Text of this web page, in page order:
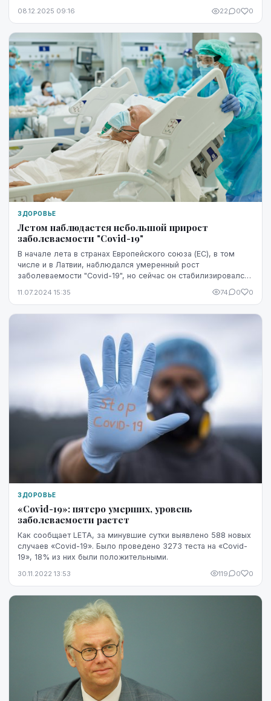
08.12.2025 09:16 22 0 0
ЗДОРОВЬЕ
Летом наблюдается небольшой прирост
заболеваемости "Covid-19"
В начале лета в странах Европейского союза (ЕС), в том
числе и в Латвии, наблюдался умеренный рост
заболеваемости "Covid-19", но сейчас он стабилизировался,
11.07.2024 15:35 74 0 0
ЗДОРОВЬЕ
«Covid-19»: пятеро умерших, уровень
заболеваемости растет
Как сообщает LETA, за минувшие сутки выявлено 588 новых
случаев «Covid-19». Было проведено 3273 теста на «Covid-
19», 18% из них были положительными.
30.11.2022 13:53 119 0 0